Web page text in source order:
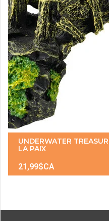
UNDERWATER
LA PAIX
21,99$CA